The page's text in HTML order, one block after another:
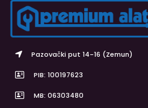
Pazovački put 14-16 (Zemun)
PIB: 100197623
MB: 06303480